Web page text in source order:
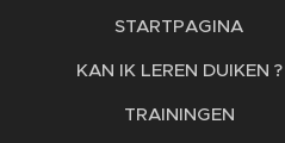
STARTPAGINA
KAN IK LEREN DUIKEN ?
TRAININGEN